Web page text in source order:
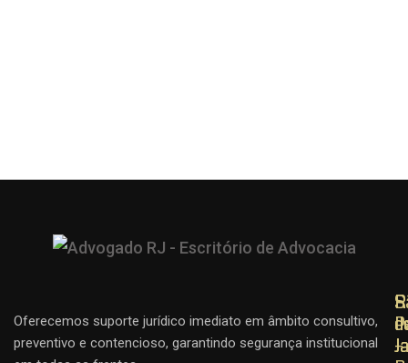
Oferecemos suporte jurídico imediato em âmbito consultivo,
preventivo e contencioso, garantindo segurança institucional
–